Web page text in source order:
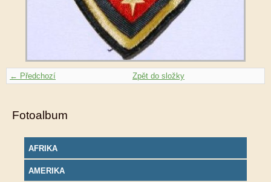
← Předchozí Zpět do složky
Fotoalbum
AFRIKA
AMERIKA